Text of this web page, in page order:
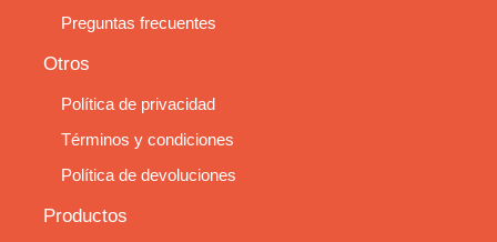
Preguntas frecuentes
Otros
Política de privacidad
Términos y condiciones
Política de devoluciones
Productos